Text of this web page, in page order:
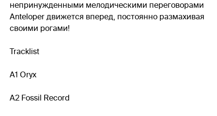
непринужденными мелодическими переговорами
Anteloper движется вперед, постоянно размахивая
своими рогами!
Tracklist
A1 Oryx
A2 Fossil Record